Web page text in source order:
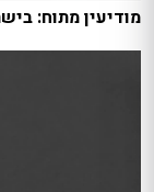
מודיעין מתוח: